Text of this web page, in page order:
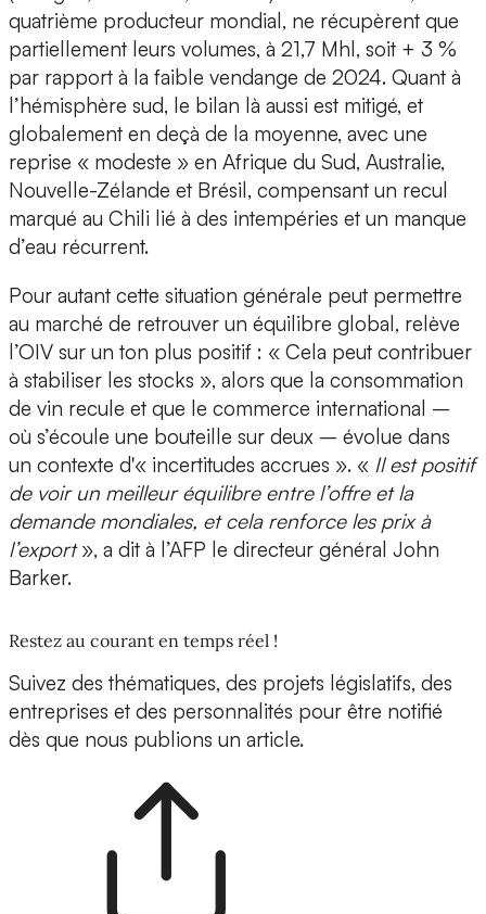
quatrième producteur mondial, ne récupèrent que
partiellement leurs volumes, à 21,7 Mhl, soit + 3 %
par rapport à la faible vendange de 2024. Quant à
l’hémisphère sud, le bilan là aussi est mitigé, et
globalement en deçà de la moyenne, avec une
reprise « modeste » en Afrique du Sud, Australie,
Nouvelle-Zélande et Brésil, compensant un recul
marqué au Chili lié à des intempéries et un manque
d’eau récurrent.
Pour autant cette situation générale peut permettre
au marché de retrouver un équilibre global, relève
l’OIV sur un ton plus positif : « Cela peut contribuer
à stabiliser les stocks », alors que la consommation
de vin recule et que le commerce international –
où s’écoule une bouteille sur deux – évolue dans
un contexte d'« incertitudes accrues ». « Il est positif
de voir un meilleur équilibre entre l’offre et la
demande mondiales, et cela renforce les prix à
l’export», a dit à l’AFP le directeur général John
Barker.
Restez au courant en temps réel !
Suivez des thématiques, des projets législatifs, des
entreprises et des personnalités pour être notifié
dès que nous publions un article.